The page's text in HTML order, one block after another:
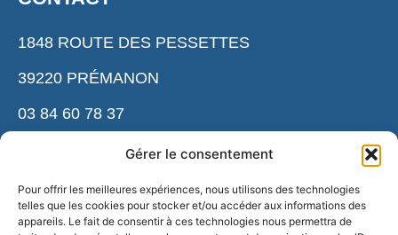
Gérer le consentement
Pour offrir les meilleures expériences, nous utilisons des technologies
telles que les cookies pour stocker et/ou accéder aux informations des
appareils. Le fait de consentir à ces technologies nous permettra de
1848 ROUTE DES PESSETTES
39220 PRÉMANON
03 84 60 78 37
cnsnmm.accueil@ensm. sports.gouv.fr
ESPACE PRESSE